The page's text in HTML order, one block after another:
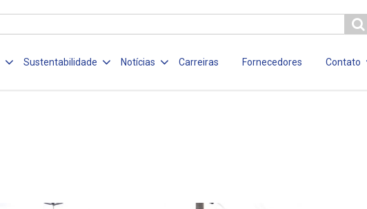
Sustentabilidade Notícias Carreiras Fornecedores Contato